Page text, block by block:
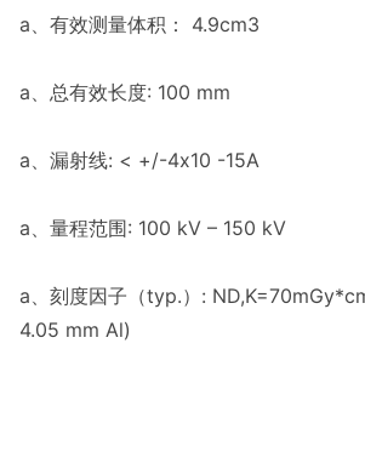
a、有效测量体积： 4.9cm3
a、总有效长度: 100 mm
a、漏射线: < +/-4x10 -15A
a、量程范围: 100 kV – 150 kV
a、刻度因子（typ.）:
4.05 mm Al)